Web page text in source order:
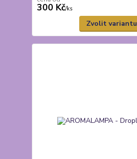
300 Kč/ks
Zvolit variantu